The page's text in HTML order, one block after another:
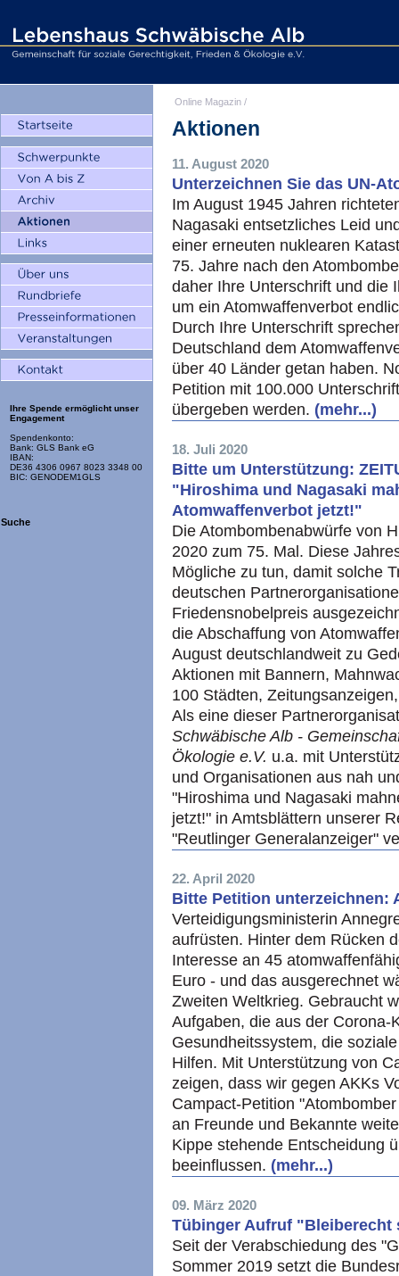
Ihre Spende ermöglicht unser
Engagement
Spendenkonto:
Bank: GLS Bank eG
IBAN:
DE36 4306 0967 8023 3348 00
BIC: GENODEM1GLS
Suche
Online Magazin /
Aktionen
11. August 2020
Unterzeichnen Sie das UN-
Im August 1945 Jahren
Nagasaki entsetzliches Leid
einer erneuten nuklearen
75. Jahre nach den
daher Ihre Unterschrift und die
um ein Atomwaffenverbot
Durch Ihre Unterschrift
Deutschland dem
über 40 Länder getan haben.
Petition mit 100.000
übergeben werden. (mehr...)
18. Juli 2020
Bitte um Unterstützung:
"Hiroshima und Nagasaki
Atomwaffenverbot jetzt!"
Die Atombombenabwürfe von
2020 zum 75. Mal. Diese
Mögliche zu tun, damit solche
deutschen
Friedensnobelpreis
die Abschaffung von
August deutschlandweit zu
Aktionen mit Bannern,
100 Städten,
Als eine dieser
Schwäbische Alb -
Ökologie e.V. u.a. mit
und Organisationen aus nah
"Hiroshima und Nagasaki
jetzt!" in Amtsblättern unserer
"Reutlinger Generalanzeiger"
22. April 2020
Bitte Petition unterzeichnen:
Verteidigungsministerin
aufrüsten. Hinter dem Rücken
Interesse an 45
Euro - und das ausgerechnet
Zweiten Weltkrieg. Gebraucht
Aufgaben, die aus der Corona-
Gesundheitssystem, die
Hilfen. Mit Unterstützung von
zeigen, dass wir gegen AKKs
Campact-Petition
an Freunde und Bekannte
Kippe stehende Entscheidung
beeinflussen. (mehr...)
09. März 2020
Tübinger Aufruf "Bleiberecht
Seit der Verabschiedung des
Sommer 2019 setzt die